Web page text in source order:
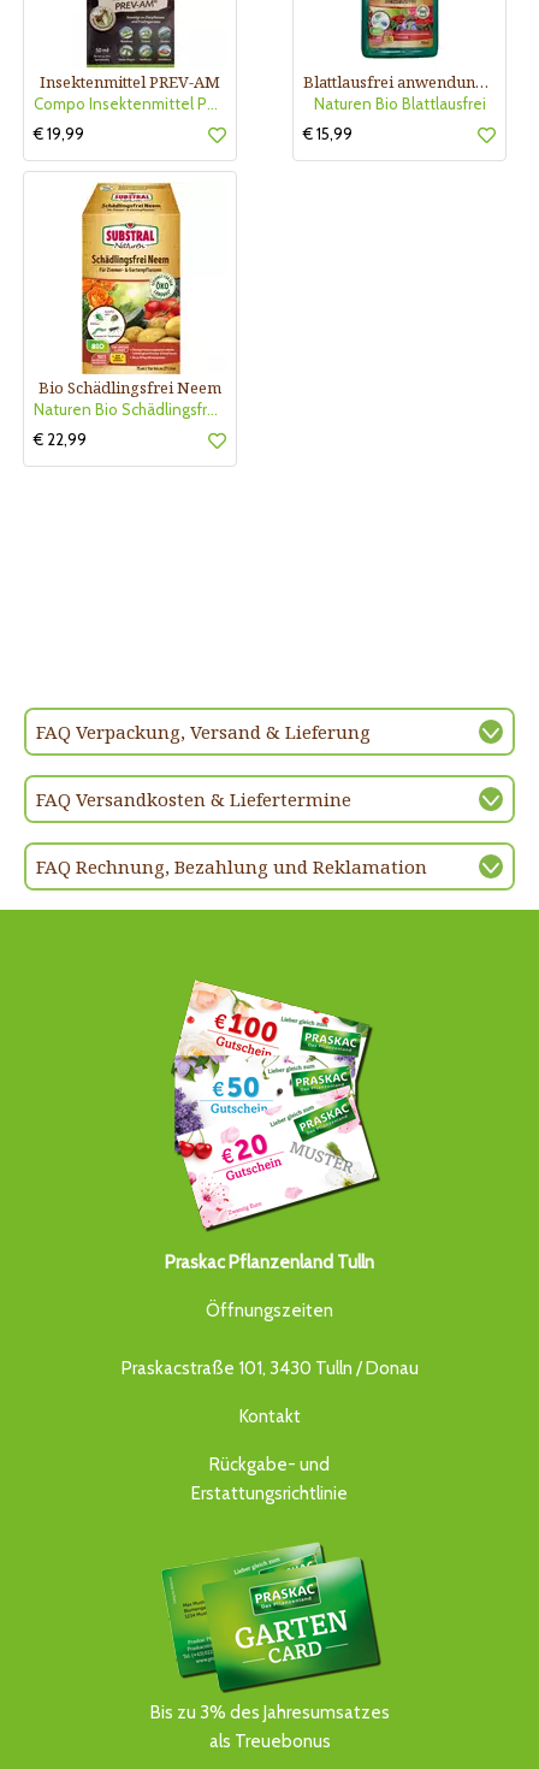
Insektenmittel PREV-AM
Compo Insektenmittel PREV-AM
€ 19,99
Blattlausfrei anwendungsfertig
Naturen Bio Blattlausfrei
€ 15,99
Bio Schädlingsfrei Neem
Naturen Bio Schädlingsfrei Neem
€ 22,99
FAQ Verpackung, Versand & Lieferung
FAQ Versandkosten & Liefertermine
FAQ Rechnung, Bezahlung und Reklamation
Praskac Pflanzenland Tulln
Öffnungszeiten
Praskacstraße 101, 3430 Tulln / Donau
Kontakt
Rückgabe- und
Erstattungsrichtlinie
Bis zu 3% des Jahresumsatzes
als Treuebonus